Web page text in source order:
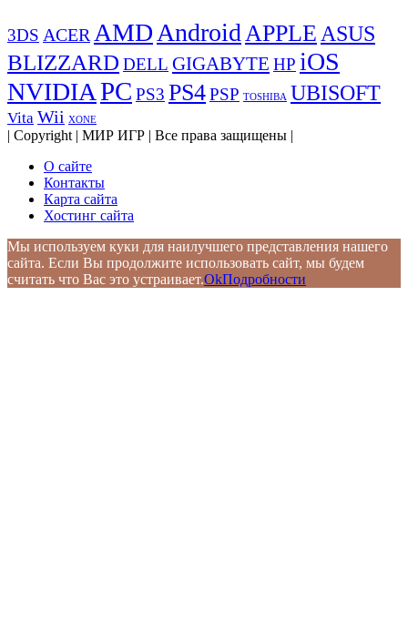
3DS ACER AMD Android APPLE ASUS
BLIZZARD DELL GIGABYTE HP iOS
NVIDIAPC PS3 PS4PSP TOSHIBA UBISOFT
Vita Wii XONE
| Copyright | МИР ИГР | Все права защищены |
О сайте
Контакты
Карта сайта
Хостинг сайта
Мы используем куки для наилучшего представления нашего
сайта. Если Вы продолжите использовать сайт, мы будем
считать что Вас это устраивает.OkПодробности